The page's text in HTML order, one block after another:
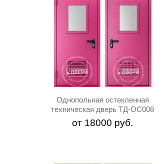
Однопольная остекленная
техническая дверь ТД-ОС008
от 18000 руб.